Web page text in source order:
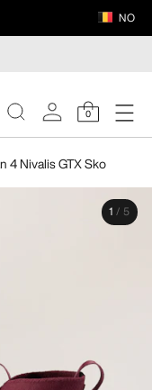
NO
0
4 Nivalis GTX Sko
1 / 5